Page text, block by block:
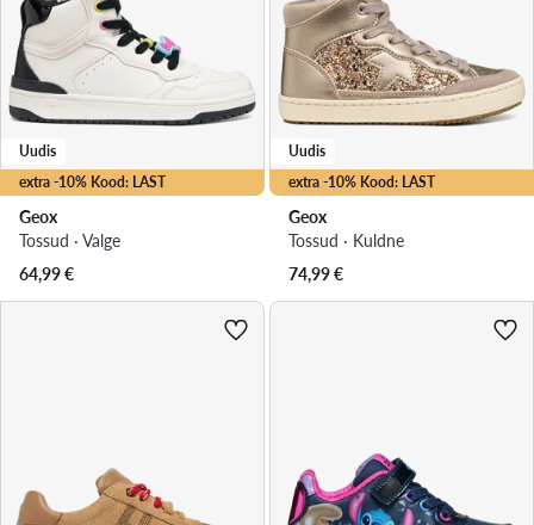
extra -10% Kood: LAST
Uudis
Geox
Tossud · Valge
64,99€
extra -10% Kood: LAST
Uudis
Geox
Tossud · Kuldne
74,99€